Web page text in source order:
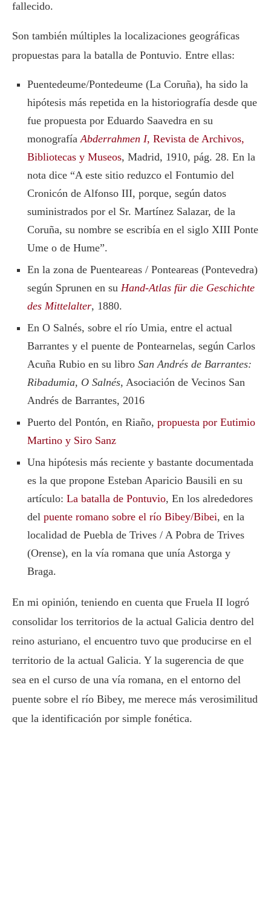
fallecido.
Son también múltiples la localizaciones geográficas
propuestas para la batalla de Pontuvio. Entre ellas:
Puentedeume/Pontedeume (La Coruña), ha sido la
hipótesis más repetida en la historiografía desde que
fue propuesta por Eduardo Saavedra en su
monografíaAbderrahmen I, Revista de Archivos,
Bibliotecas y Museos, Madrid, 1910, pág. 28. En la
nota dice “A este sitio reduzco el Fontumio del
Cronicón de Alfonso III, porque, según datos
suministrados por el Sr. Martínez Salazar, de la
Coruña, su nombre se escribía en el siglo XIII Ponte
Ume o de Hume”.
En la zona de Puenteareas / Ponteareas (Pontevedra)
según Sprunen en su Hand-Atlas für die Geschichte
des Mittelalter, 1880.
En O Salnés, sobre el río Umia, entre el actual
Barrantes y el puente de Pontearnelas, según Carlos
Acuña Rubio en su libro San Andrés de Barrantes:
Ribadumia, O Salnés, Asociación de Vecinos San
Andrés de Barrantes, 2016
Puerto del Pontón, en Riaño, propuesta por Eutimio
Martino y Siro Sanz
Una hipótesis más reciente y bastante documentada
es la que propone Esteban Aparicio Bausili en su
artículo: La batalla de Pontuvio, En los alrededores
del puente romano sobre el río Bibey/Bibei, en la
localidad de Puebla de Trives / A Pobra de Trives
(Orense), en la vía romana que unía Astorga y
Braga.
En mi opinión, teniendo en cuenta que Fruela II logró
consolidar los territorios de la actual Galicia dentro del
reino asturiano, el encuentro tuvo que producirse en el
territorio de la actual Galicia. Y la sugerencia de que
sea en el curso de una vía romana, en el entorno del
puente sobre el río Bibey, me merece más verosimilitud
que la identificación por simple fonética.